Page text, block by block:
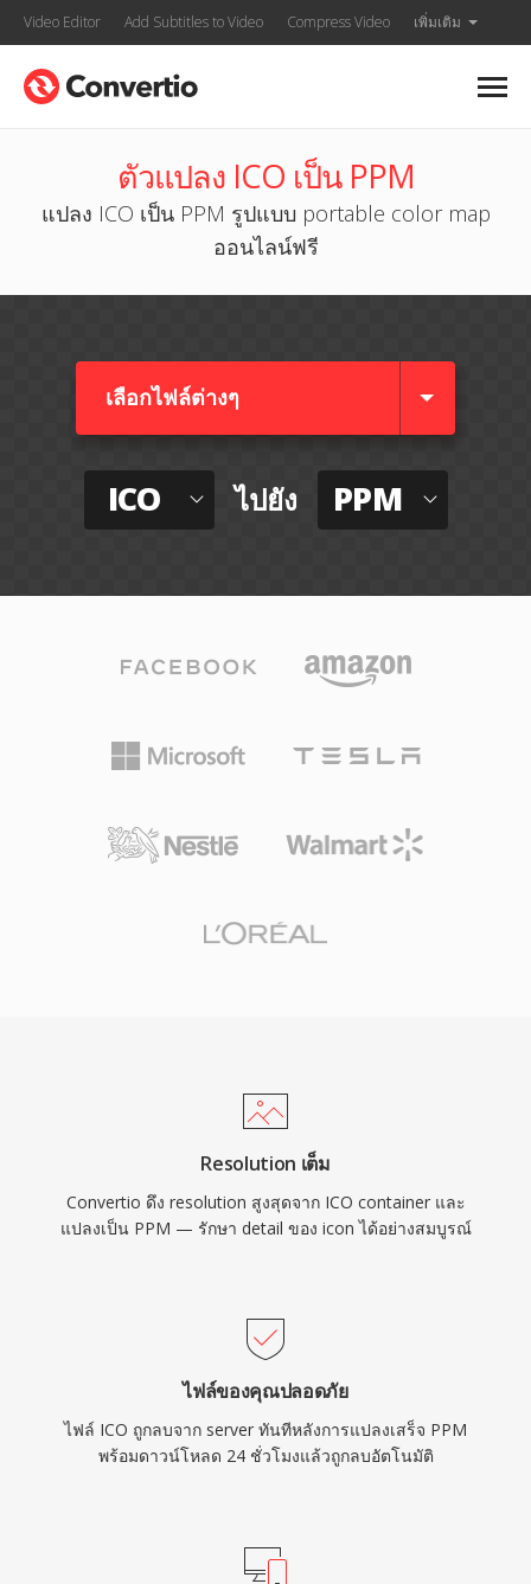
Video Editor Add Subtitles to Video Compress Video เพิ่มเติม
ตัวแปลง ICO เป็น PPM
แปลง ICO เป็น PPM รูปแบบ portable color map
ออนไลน์ฟรี
เลือกไฟล์ต่างๆ​
ICO ไปยัง PPM
Resolution เต็ม
Convertio ดึง resolution สูงสุดจาก ICO container และ
แปลงเป็น PPM — รักษา detail ของ icon ได้อย่างสมบูรณ์
ไฟล์ของคุณปลอดภัย
ไฟล์ ICO ถูกลบจาก server ทันทีหลังการแปลงเสร็จ PPM
พร้อมดาวน์โหลด 24 ชั่วโมงแล้วถูกลบอัตโนมัติ